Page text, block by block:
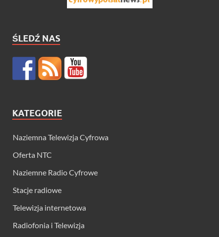
ŚLEDŹ NAS
KATEGORIE
Naziemna Telewizja Cyfrowa
Oferta NTC
Naziemne Radio Cyfrowe
Stacje radiowe
Telewizja internetowa
Radiofonia i Telewizja